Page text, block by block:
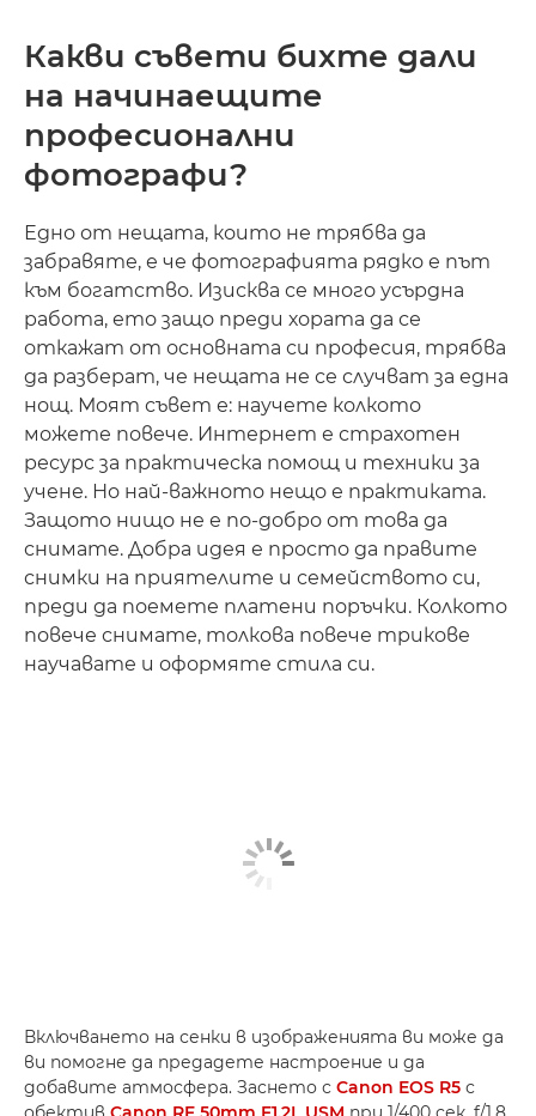
Какви съвети бихте дали
на начинаещите
професионални
фотографи?
Едно от нещата, които не трябва да
забравяте, е че фотографията рядко е път
към богатство. Изисква се много усърдна
работа, ето защо преди хората да се
откажат от основната си професия, трябва
да разберат, че нещата не се случват за една
нощ. Моят съвет е: научете колкото
можете повече. Интернет е страхотен
ресурс за практическа помощ и техники за
учене. Но най-важното нещо е практиката.
Защото нищо не е по-добро от това да
снимате. Добра идея е просто да правите
снимки на приятелите и семейството си,
преди да поемете платени поръчки. Колкото
повече снимате, толкова повече трикове
научавате и оформяте стила си.
Включването на сенки в изображенията ви може да
ви помогне да предадете настроение и да
добавите атмосфера. Заснето с Canon EOS R5 с